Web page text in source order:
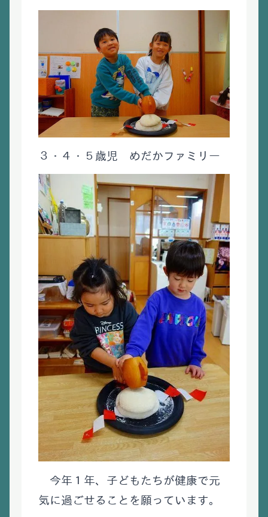
３・４・５歳児 めだかファミリー
今年１年、子どもたちが健康で元
気に過ごせることを願っています。